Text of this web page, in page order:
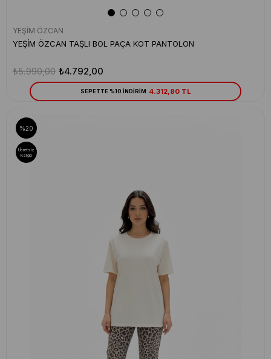
YEŞİM ÖZCAN
YEŞİM ÖZCAN TAŞLI BOL PAÇA KOT PANTOLON
₺4.792,00
₺5.990,00
SEPETTE %10 İNDİRİM 4.312,80 TL
%20
Ücretsiz
Kargo